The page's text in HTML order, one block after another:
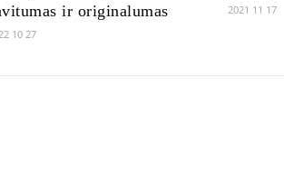
ir originalumas
10 27
2021 11 17